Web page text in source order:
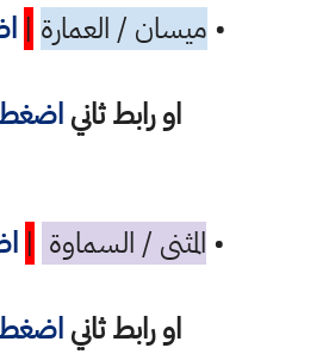
• ميسان / العمارة |
او رابط ثاني
• المثنى / السماوة |
او رابط ثاني